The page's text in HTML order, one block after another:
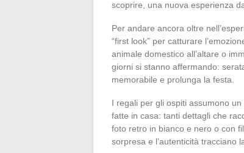
scoprire, una nuova esperienza
Per andare ancora oltre
“first look” per catturare
animale domestico all’altare o
giorni si stanno affermando:
memorabile e prolunga la festa.
I regali per gli ospiti assumono
fatte in casa: tanti dettagli che
foto retro in bianco e nero o con
sorpresa e l’autenticità tracciano